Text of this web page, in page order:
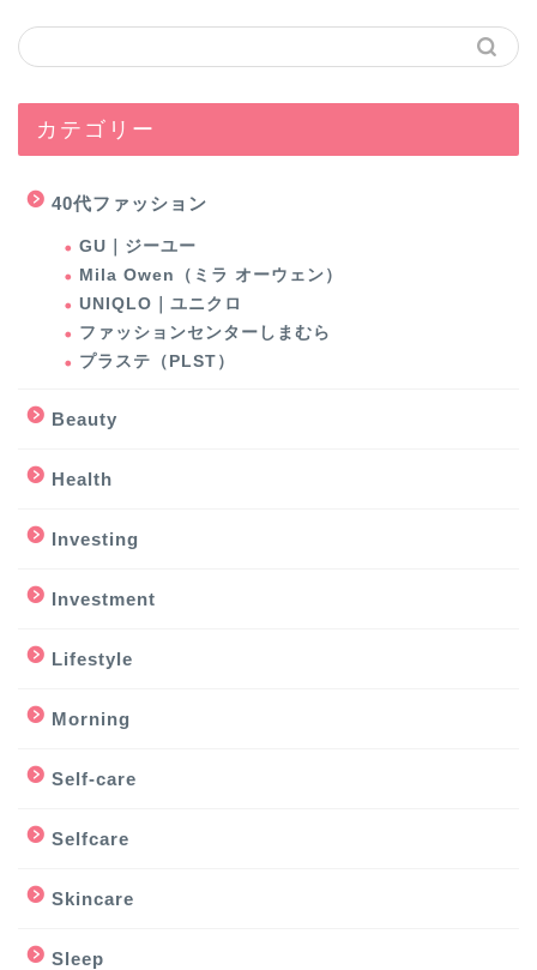
カテゴリー
40代ファッション
GU｜ジーユー
Mila Owen（ミラ オーウェン）
UNIQLO｜ユニクロ
ファッションセンターしまむら
プラステ（PLST）
Beauty
Health
Investing
Investment
Lifestyle
Morning
Self-care
Selfcare
Skincare
Sleep